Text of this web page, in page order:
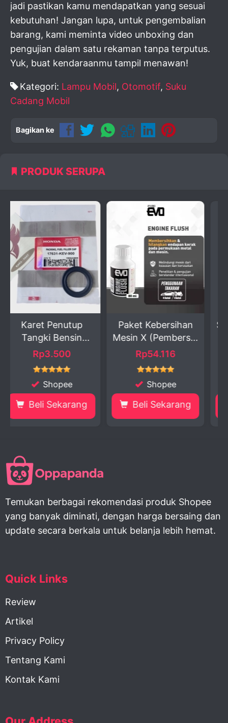
jadi pastikan kamu mendapatkan yang sesuai
kebutuhan! Jangan lupa, untuk pengembalian
barang, kami meminta video unboxing dan
pengujian dalam satu rekaman tanpa terputus.
Yuk, buat kendaraanmu tampil menawan!
Kategori: Lampu Mobil, Otomotif, Suku
Cadang Mobil
Bagikan ke
PRODUK SERUPA
Paket Kebersihan
Mesin X (Pembersih
Rp54.116
Shopee
Beli Sekarang
Socket Bohlam
1 & Kaki 2 &...
Rp3.250
Shopee
Beli Sekarang
Temukan berbagai rekomendasi produk Shopee
yang banyak diminati, dengan harga bersaing dan
update secara berkala untuk belanja lebih hemat.
Quick Links
Review
Artikel
Privacy Policy
Tentang Kami
Kontak Kami